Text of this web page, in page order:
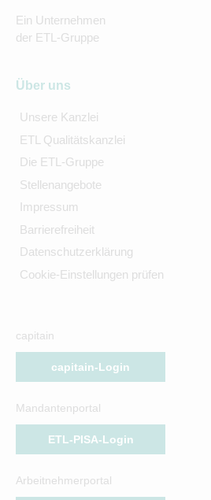
Ein Unternehmen
der ETL-Gruppe
Über uns
Unsere Kanzlei
ETL Qualitätskanzlei
Die ETL-Gruppe
Stellenangebote
Impressum
Barrierefreiheit
Datenschutzerklärung
Cookie-Einstellungen prüfen
capitain
capitain-Login
Mandantenportal
ETL-PISA-Login
Arbeitnehmerportal